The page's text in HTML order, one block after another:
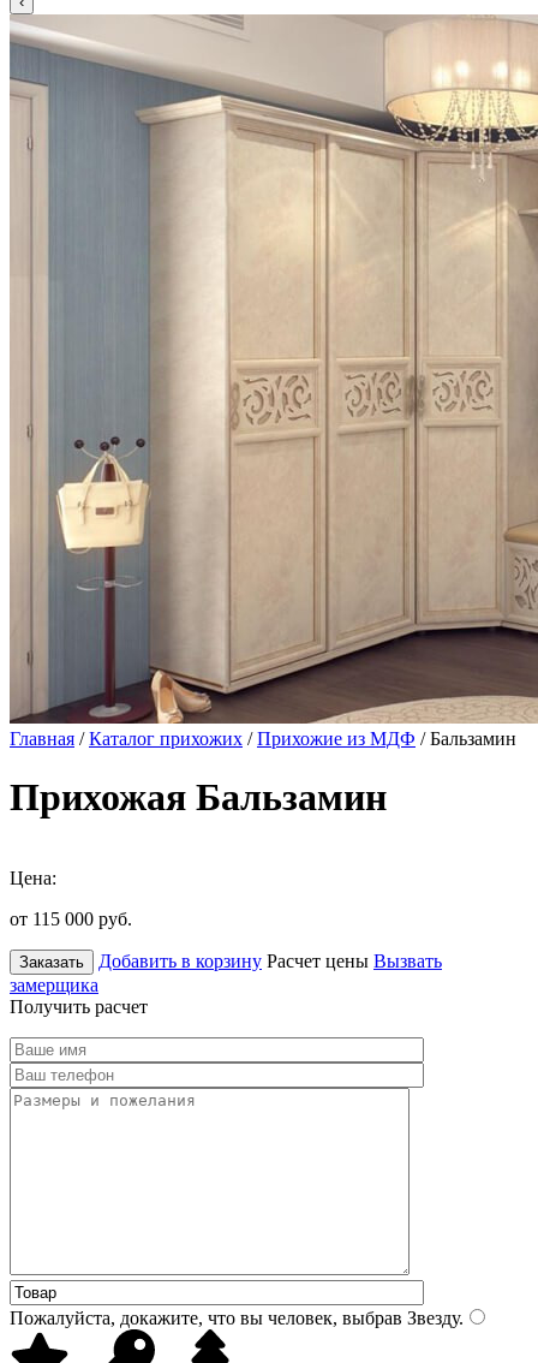
Главная /Каталог прихожих /Прихожие из МДФ / Бальзамин
Прихожая Бальзамин
Цена:
от 115 000 руб.
Заказать Добавить в корзину Расчет цены Вызвать
замерщика
Получить расчет
Пожалуйста, докажите, что вы человек, выбрав Звезду.